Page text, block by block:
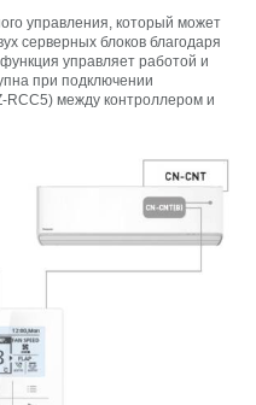
управления, который может
серверных блоков благодаря
управляет работой и
при подключении
RCC5) между контроллером и